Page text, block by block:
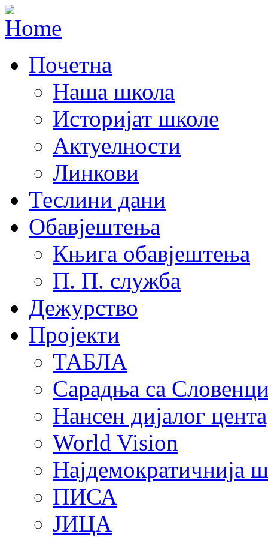
Почетна
Наша школа
Историјат школе
Актуелности
Линкови
Теслини дани
Обавјештења
Књига обавјештења
П. П. служба
Дежурство
Пројекти
ТАБЛА
Сарадња са
Нансен дијалог
World Vision
Најдемократичнија
ПИСА
ЈИЦА